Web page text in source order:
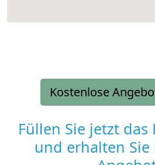
Kostenlose
Füllen Sie jetzt das
und erhalten Sie